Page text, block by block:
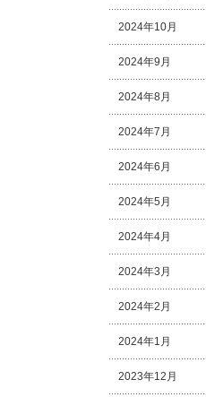
2024年10月
2024年9月
2024年8月
2024年7月
2024年6月
2024年5月
2024年4月
2024年3月
2024年2月
2024年1月
2023年12月